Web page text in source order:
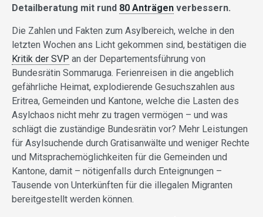
Detailberatung mit rund 80 Anträgen verbessern.
Die Zahlen und Fakten zum Asylbereich, welche in den
letzten Wochen ans Licht gekommen sind, bestätigen die
Kritik der SVP an der Departementsführung von
Bundesrätin Sommaruga. Ferienreisen in die angeblich
gefährliche Heimat, explodierende Gesuchszahlen aus
Eritrea, Gemeinden und Kantone, welche die Lasten des
Asylchaos nicht mehr zu tragen vermögen – und was
schlägt die zuständige Bundesrätin vor? Mehr Leistungen
für Asylsuchende durch Gratisanwälte und weniger Rechte
und Mitsprachemöglichkeiten für die Gemeinden und
Kantone, damit – nötigenfalls durch Enteignungen –
Tausende von Unterkünften für die illegalen Migranten
bereitgestellt werden können.